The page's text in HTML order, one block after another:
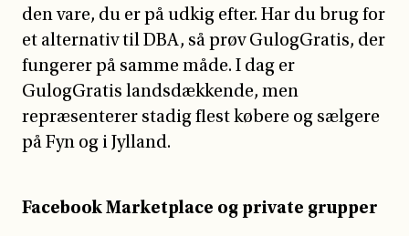
den vare, du er på udkig efter. Har du brug for
et alternativ til DBA, så prøv GulogGratis, der
fungerer på samme måde. I dag er
GulogGratis landsdækkende, men
repræsenterer stadig flest købere og sælgere
på Fyn og i Jylland.
Facebook Marketplace og private grupper